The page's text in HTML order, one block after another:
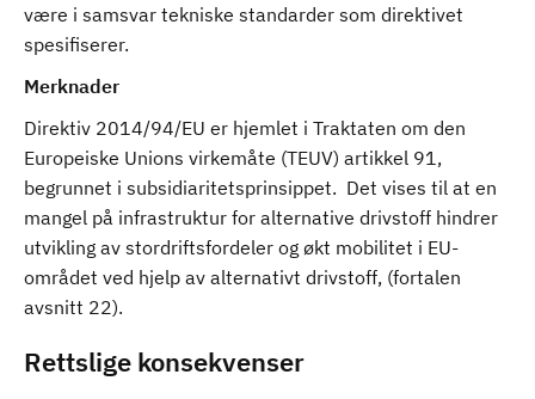
være i samsvar tekniske standarder som direktivet
spesifiserer.
Merknader
Direktiv 2014/94/EU er hjemlet i Traktaten om den
Europeiske Unions virkemåte (TEUV) artikkel 91,
begrunnet i subsidiaritetsprinsippet. Det vises til at en
mangel på infrastruktur for alternative drivstoff hindrer
utvikling av stordriftsfordeler og økt mobilitet i EU-
området ved hjelp av alternativt drivstoff, (fortalen
avsnitt 22).
Rettslige konsekvenser